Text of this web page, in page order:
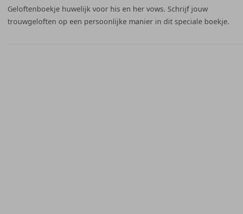
Geloftenboekje huwelijk voor his en her vows. Schrijf jouw
trouwgeloften op een persoonlijke manier in dit speciale boekje.